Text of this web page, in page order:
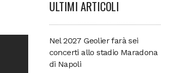
ULTIMI ARTICOLI
Nel 2027 Geolier farà sei
concerti allo stadio Maradona
di Napoli